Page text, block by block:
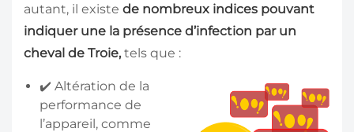
autant, il existe de nombreux indices pouvant
indiquer une la présence d’infection par un
cheval de Troie, tels que :
✔️ Altération de la
performance de
l’appareil, comme